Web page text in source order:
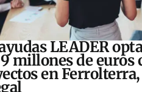
LEADER
millones de euros
en